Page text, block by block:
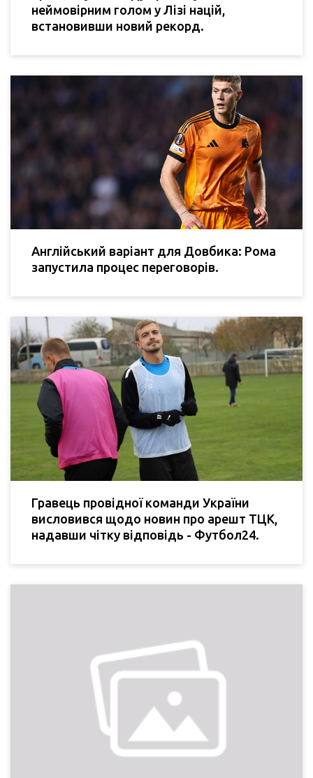
неймовірним голом у Лізі націй,
встановивши новий рекорд.
Англійський варіант для Довбика: Рома
запустила процес переговорів.
Гравець провідної команди України
висловився щодо новин про арешт ТЦК,
надавши чітку відповідь - Футбол24.